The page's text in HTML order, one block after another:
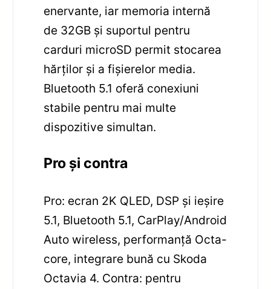
enervante, iar memoria internă
de 32GB și suportul pentru
carduri microSD permit stocarea
hărților și a fișierelor media.
Bluetooth 5.1 oferă conexiuni
stabile pentru mai multe
dispozitive simultan.
Pro și contra
Pro: ecran 2K QLED, DSP și ieșire
5.1, Bluetooth 5.1, CarPlay/Android
Auto wireless, performanță Octa-
core, integrare bună cu Skoda
Octavia 4. Contra: pentru